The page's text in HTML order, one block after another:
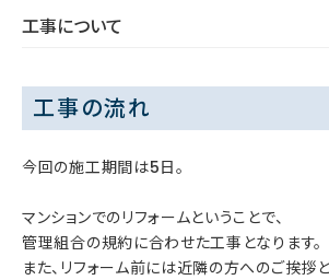
工事について
工事の流れ
今回の施工期間は5日。
マンションでのリフォームということで、
管理組合の規約に合わせた工事となります。
また、リフォーム前には近隣の方へのご挨拶と